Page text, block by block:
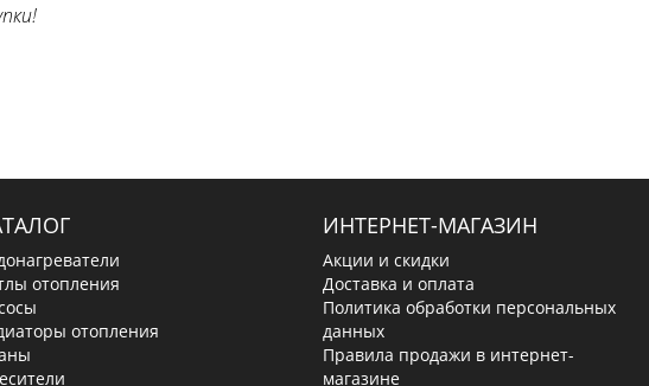
отопления
отопления
ИНТЕРНЕТ-МАГАЗИН
Акции и скидки
Доставка и оплата
Политика обработки персональных
данных
Правила продажи в интернет-
магазине